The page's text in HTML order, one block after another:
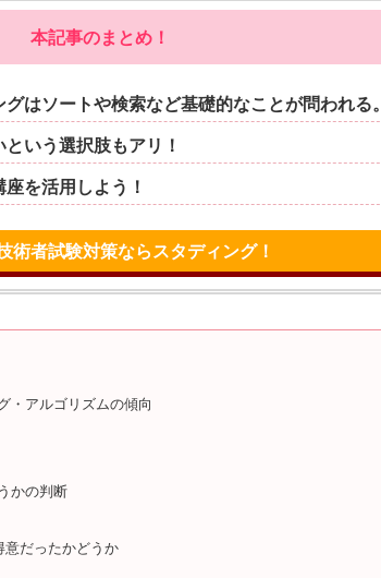
本記事のまとめ！
はソートや検索など基礎的なことが問われる。
いう選択肢もアリ！
を活用しよう！
術者試験対策ならスタディング！
・アルゴリズムの傾向
かの判断
だったかどうか